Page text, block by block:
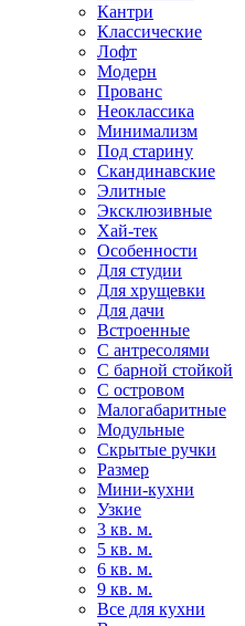
Кантри
Классические
Лофт
Модерн
Прованс
Неоклассика
Минимализм
Под старину
Скандинавские
Элитные
Эксклюзивные
Хай-тек
Особенности
Для студии
Для хрущевки
Для дачи
Встроенные
С антресолями
С барной стойкой
С островом
Малогабаритные
Модульные
Скрытые ручки
Размер
Мини-кухни
Узкие
3 кв. м.
5 кв. м.
6 кв. м.
9 кв. м.
Все для кухни